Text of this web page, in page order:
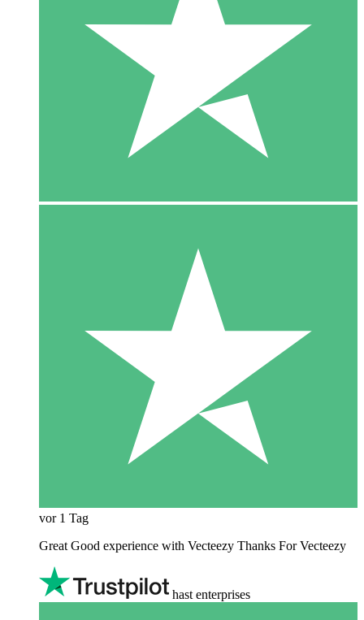
vor 1 Tag
Great Good experience with Vecteezy Thanks For Vecteezy
hast enterprises